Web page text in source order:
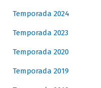
Temporada 2024
Temporada 2023
Temporada 2020
Temporada 2019